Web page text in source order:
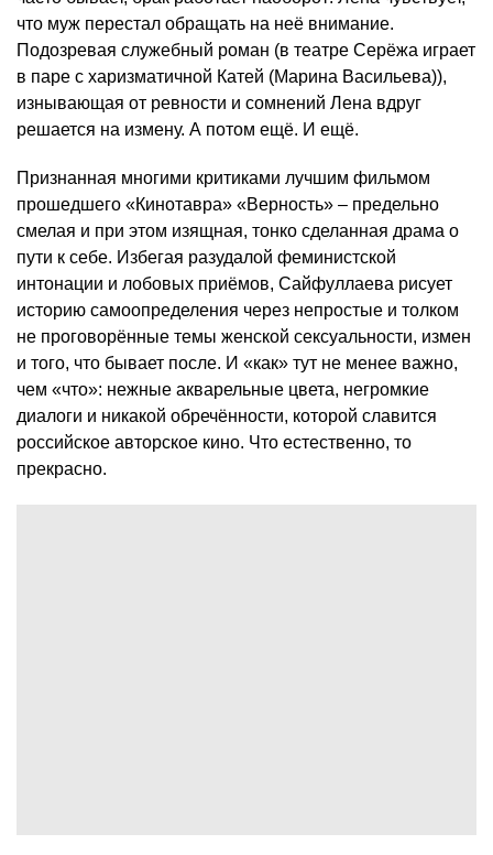
что муж перестал обращать на неё внимание.
Подозревая служебный роман (в театре Серёжа играет
в паре с харизматичной Катей (Марина Васильева)),
изнывающая от ревности и сомнений Лена вдруг
решается на измену. А потом ещё. И ещё.
Признанная многими критиками лучшим фильмом
прошедшего «Кинотавра» «Верность» – предельно
смелая и при этом изящная, тонко сделанная драма о
пути к себе. Избегая разудалой феминистской
интонации и лобовых приёмов, Сайфуллаева рисует
историю самоопределения через непростые и толком
не проговорённые темы женской сексуальности, измен
и того, что бывает после. И «как» тут не менее важно,
чем «что»: нежные акварельные цвета, негромкие
диалоги и никакой обречённости, которой славится
российское авторское кино. Что естественно, то
прекрасно.